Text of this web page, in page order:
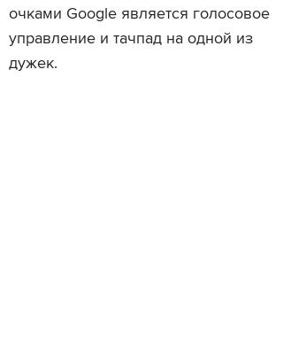
очками Google является голосовое
управление и тачпад на одной из
дужек.